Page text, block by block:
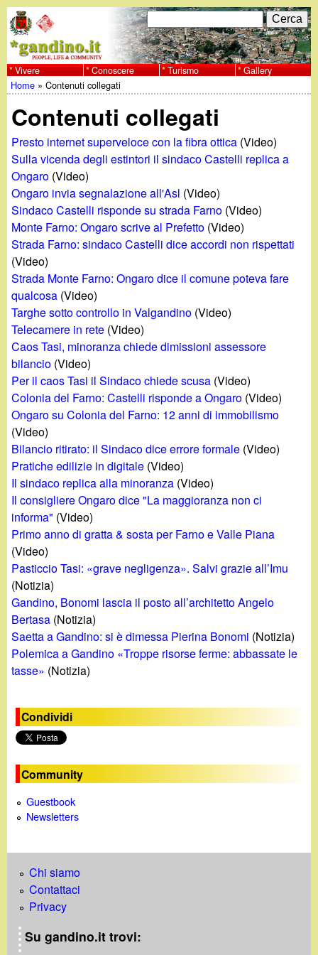
al
contenuto
principale
w
w
w
.
g
a
n
d
i
n
o
.
i
t
F
o
r
m
d
r
i
c
e
r
c
C
e
r
c
Vivere Conoscere Turismo Gallery
Tu
sei
qui
Home »Contenuti collegati
Contenuti collegati
Presto internet superveloce con la fibra ottica (Video)
Sulla vicenda degli estintori il sindaco Castelli replica a
Ongaro (Video)
Ongaro invia segnalazione all'Asl (Video)
Sindaco Castelli risponde su strada Farno (Video)
Monte Farno: Ongaro scrive al Prefetto (Video)
Strada Farno: sindaco Castelli dice accordi non rispettati
(Video)
Strada Monte Farno: Ongaro dice il comune poteva fare
qualcosa (Video)
Targhe sotto controllo in Valgandino (Video)
Telecamere in rete (Video)
Caos Tasi, minoranza chiede dimissioni assessore
bilancio (Video)
Per il caos Tasi il Sindaco chiede scusa (Video)
Colonia del Farno: Castelli risponde a Ongaro (Video)
Ongaro su Colonia del Farno: 12 anni di immobilismo
(Video)
Bilancio ritirato: il Sindaco dice errore formale (Video)
Pratiche edilizie in digitale (Video)
Il sindaco replica alla minoranza (Video)
Il consigliere Ongaro dice "La maggioranza non ci
informa" (Video)
Primo anno di gratta & sosta per Farno e Valle Piana
(Video)
Pasticcio Tasi: «grave negligenza». Salvi grazie all’Imu
(Notizia)
Gandino, Bonomi lascia il posto all’architetto Angelo
Bertasa (Notizia)
Saetta a Gandino: si è dimessa Pierina Bonomi (Notizia)
Polemica a Gandino «Troppe risorse ferme: abbassate le
tasse» (Notizia)
Condividi
Community
Guestbook
Newsletters
Chi siamo
Contattaci
Privacy
Su gandino.it trovi: